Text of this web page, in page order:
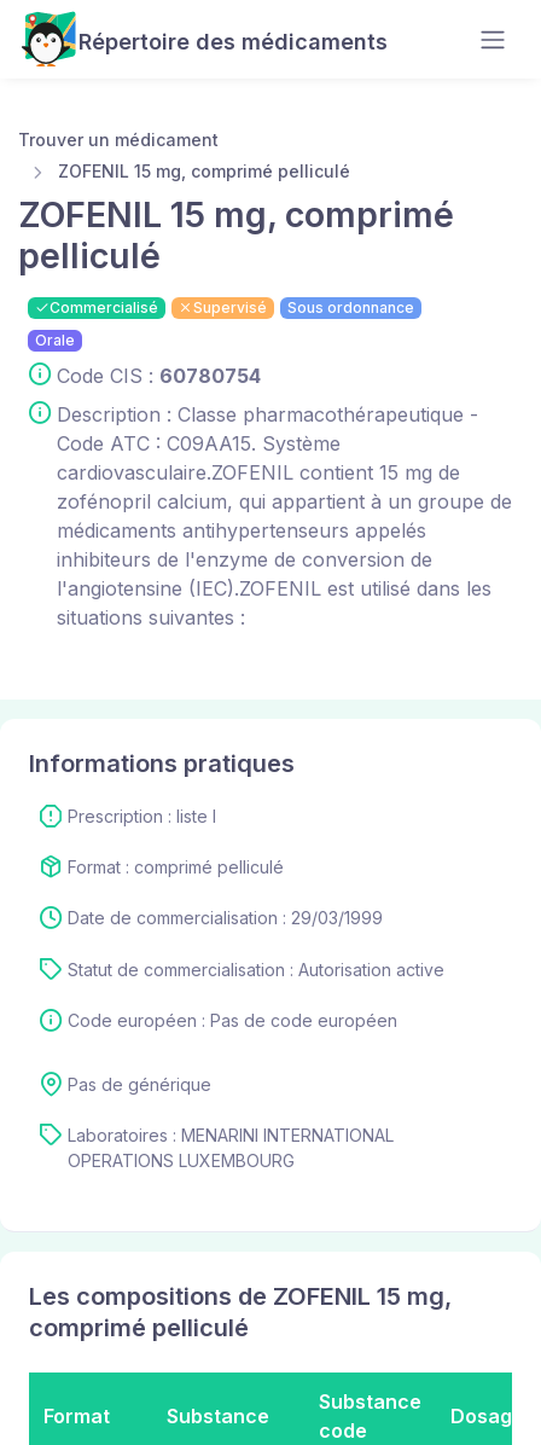
Répertoire des médicaments
Trouver un médicament
ZOFENIL 15 mg, comprimé pelliculé
ZOFENIL 15 mg, comprimé
pelliculé
Commercialisé Supervisé
Sous ordonnance
Orale
Code CIS : 60780754
Description : Classe pharmacothérapeutique -
Code ATC : C09AA15. Système
cardiovasculaire.ZOFENIL contient 15 mg de
zofénopril calcium, qui appartient à un groupe de
médicaments antihypertenseurs appelés
inhibiteurs de l'enzyme de conversion de
l'angiotensine (IEC).ZOFENIL est utilisé dans les
situations suivantes :
Informations pratiques
Prescription : liste I
Format : comprimé pelliculé
Date de commercialisation : 29/03/1999
Statut de commercialisation : Autorisation active
Code européen : Pas de code européen
Pas de générique
Laboratoires : MENARINI INTERNATIONAL
OPERATIONS LUXEMBOURG
Les compositions de ZOFENIL 15 mg,
comprimé pelliculé
Format Substance
Substance
code
Dosage